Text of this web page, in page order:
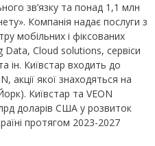
зв’язку та понад 1,1 млн
Компанія надає послуги з
мобільних і фіксованих
Data, Cloud solutions, сервіси
ін. Київстар входить до
акції якої знаходяться на
Київстар та VEON
доларів США у розвиток
протягом 2023-2027